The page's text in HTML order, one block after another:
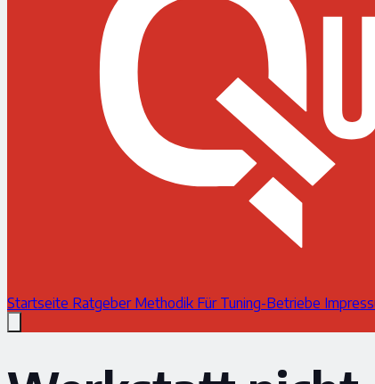
Startseite Ratgeber Methodik Für Tuning-Betriebe